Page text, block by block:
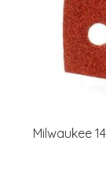
Milwaukee